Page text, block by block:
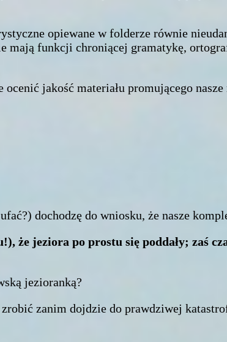
opiewane w folderze równie
mają funkcji chroniącej gramatykę,
jakość materiału promującego
dochodzę do wniosku, że nasze
jeziora po prostu się poddały; zaś
jezioranką?
zanim dojdzie do prawdziwej